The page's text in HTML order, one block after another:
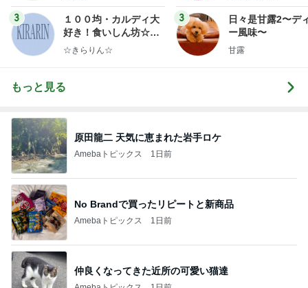
3
１００均・カルディ大
好き！食いしん坊☆き
らりん☆のブログ
☆きらりん☆
3
日々是甘露2〜デ
ー風味〜
甘露
もっと見る
原田龍二 天気に恵まれた岩手ロケ
Amebaトピックス 1日前
No Brandで買ったリピートと新商品
Amebaトピックス 1日前
仲良くなってきた近所の可愛い猫達